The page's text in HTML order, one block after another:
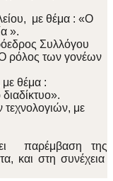
με θέμα : «Ο
».
Συλλόγου
ρόλος των γονέων
θέμα :
με
παρέμβαση της
και στη συνέχεια